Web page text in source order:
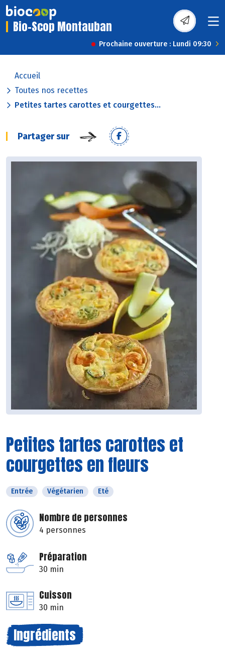
Bio-Scop Montauban
Prochaine ouverture : Lundi 09:30
Accueil
Toutes nos recettes
Petites tartes carottes et courgettes...
Partager sur
Petites tartes carottes et
courgettes en fleurs
Entrée Végétarien Eté
Nombre de personnes
4 personnes
Préparation
30 min
Cuisson
30 min
Ingrédients